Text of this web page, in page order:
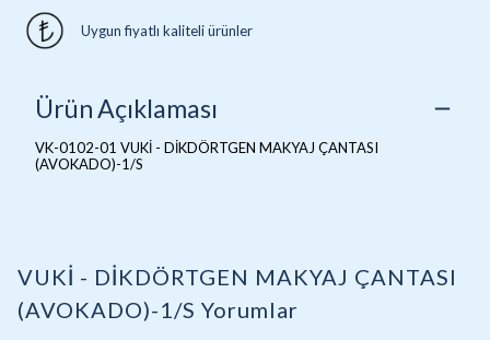
Uygun fiyatlı kaliteli ürünler
Ürün Açıklaması
VK-0102-01 VUKİ - DİKDÖRTGEN MAKYAJ ÇANTASI
(AVOKADO)-1/S
VUKİ - DİKDÖRTGEN MAKYAJ ÇANTASI
(AVOKADO)-1/S Yorumlar